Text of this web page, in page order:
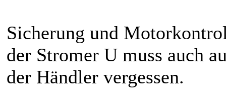
Sicherung und
der Stromer U muss auch
der Händler vergessen.